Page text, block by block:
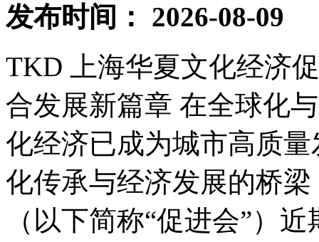
发布时间：
2026-08-09
TKD 上海华夏文化经济
合发展新篇章 在全球化
化经济已成为城市高质
化传承与经济发展的桥
（以下简称“促进会”）